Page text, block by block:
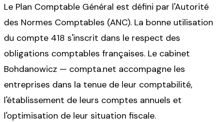
Le Plan Comptable Général est défini par l'Autorité
des Normes Comptables (ANC). La bonne utilisation
du compte 418 s'inscrit dans le respect des
obligations comptables françaises. Le cabinet
Bohdanowicz — compta.net accompagne les
entreprises dans la tenue de leur comptabilité,
l'établissement de leurs comptes annuels et
l'optimisation de leur situation fiscale.